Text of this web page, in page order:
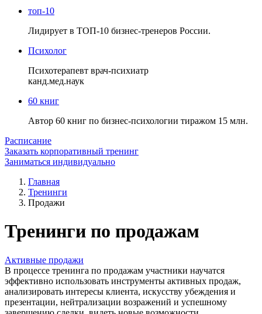
топ-10
Лидирует в ТОП-10 бизнес-тренеров России.
Психолог
Психотерапевт врач-психиатр
канд.мед.наук
60 книг
Автор 60 книг по бизнес-психологии тиражом 15 млн.
Расписание
Заказать корпоративный тренинг
Заниматься индивидуально
Главная
Тренинги
Продажи
Тренинги по продажам
Активные продажи
В процессе тренинга по продажам участники научатся
эффективно использовать инструменты активных продаж,
анализировать интересы клиента, искусству убеждения и
презентации, нейтрализации возражений и успешному